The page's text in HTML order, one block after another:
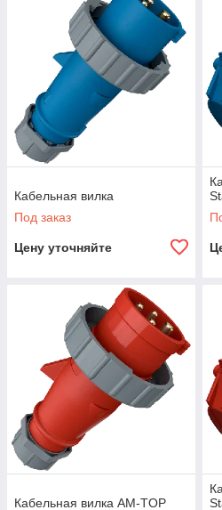
Кабельная вилка
Под заказ
Цену уточняйте
Кабельная вилка AM-TOP